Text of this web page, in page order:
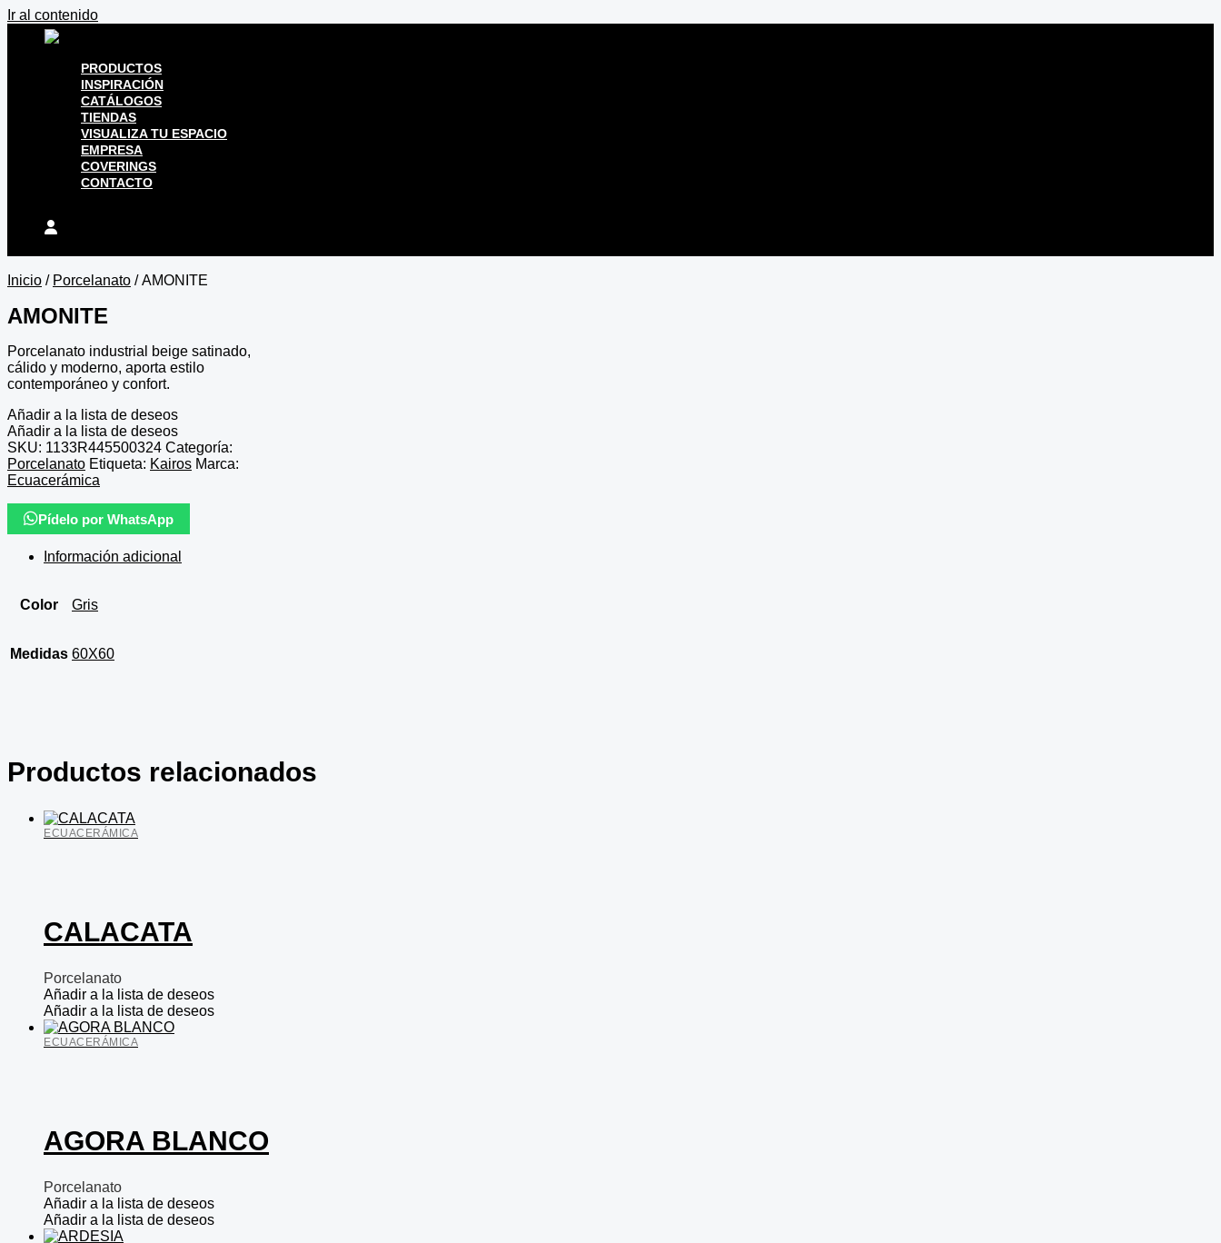
Ir al contenido
PRODUCTOS
INSPIRACIÓN
CATÁLOGOS
TIENDAS
VISUALIZA TU ESPACIO
EMPRESA
COVERINGS
CONTACTO
Inicio / Porcelanato / AMONITE
AMONITE
Porcelanato industrial beige satinado,
cálido y moderno, aporta estilo
contemporáneo y confort.
Añadir a la lista de deseos
Añadir a la lista de deseos
SKU: 1133R445500324 Categoría:
Porcelanato Etiqueta: Kairos Marca:
Ecuacerámica
Pídelo por WhatsApp
Información adicional
Color Gris
Medidas 60X60
Productos relacionados
ECUACERÁMICA
CALACATA
Porcelanato
Añadir a la lista de deseos
Añadir a la lista de deseos
ECUACERÁMICA
AGORA BLANCO
Porcelanato
Añadir a la lista de deseos
Añadir a la lista de deseos